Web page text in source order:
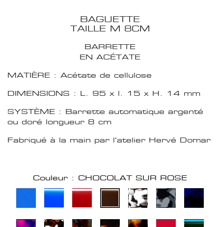
BAGUETTE
TAILLE M 8CM
BARRETTE
EN ACÉTATE
MATIÈRE : Acétate de cellulose
DIMENSIONS : L. 95 x l. 15 x H. 14 mm
SYSTÈME : Barrette automatique argenté
ou doré longueur 8 cm
Fabriqué à la main par l'atelier Hervé Domar
Couleur : CHOCOLAT SUR ROSE